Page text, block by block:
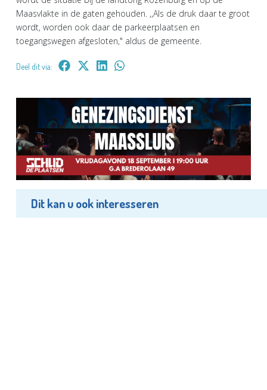
Maasvlakte in de gaten gehouden. ,,Als de druk daar te groot
wordt, worden ook daar de parkeerplaatsen en
toegangswegen afgesloten," aldus de gemeente.
Deel dit via:
Dit kan u ook interesseren